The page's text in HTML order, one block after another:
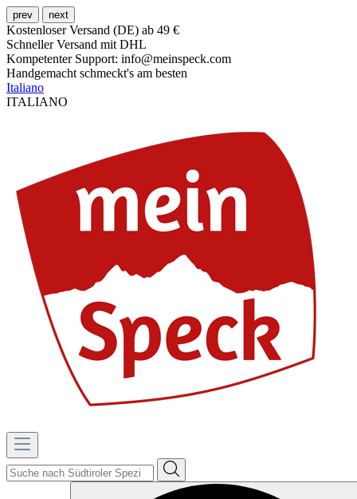
prev next
Kostenloser Versand (DE) ab 49 €
Schneller Versand mit DHL
Kompetenter Support: info@meinspeck.com
Handgemacht schmeckt's am besten
Italiano
ITALIANO